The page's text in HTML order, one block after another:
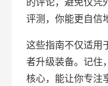
评测，你能更自信
这些指南不仅适用
者升级装备。记住
核心，能让你专注